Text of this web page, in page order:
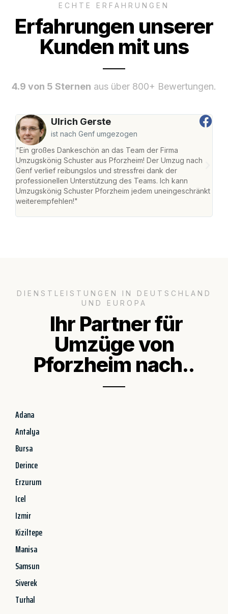
ECHTE ERFAHRUNGEN
Erfahrungen unserer
Kunden mit uns
4.9 von 5 Sternen aus über 800+ Bewertungen.
Ulrich Gerste
ist nach Genf umgezogen
"Ein großes Dankeschön an das Team der Firma
Umzugskönig Schuster aus Pforzheim! Der Umzug nach
Genf verlief reibungslos und stressfrei dank der
professionellen Unterstützung des Teams. Ich kann
Umzugskönig Schuster Pforzheim jedem uneingeschränkt
weiterempfehlen!"
DIENSTLEISTUNGEN IN DEUTSCHLAND
UND EUROPA
Ihr Partner für
Umzüge von
Pforzheim nach..
Adana
Antalya
Bursa
Derince
Erzurum
Icel
Izmir
Kiziltepe
Manisa
Samsun
Siverek
Turhal